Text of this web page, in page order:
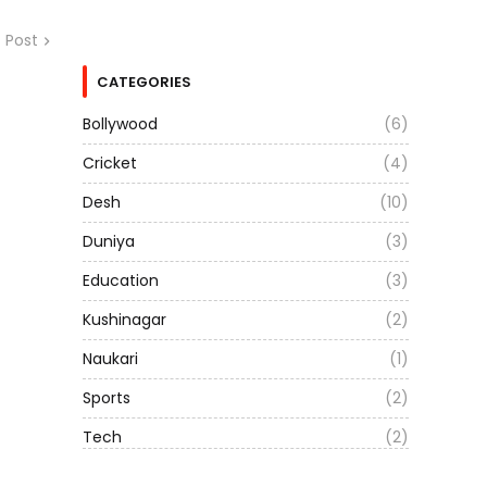
Post
CATEGORIES
Bollywood
(6)
Cricket
(4)
Desh
(10)
Duniya
(3)
Education
(3)
Kushinagar
(2)
Naukari
(1)
Sports
(2)
Tech
(2)